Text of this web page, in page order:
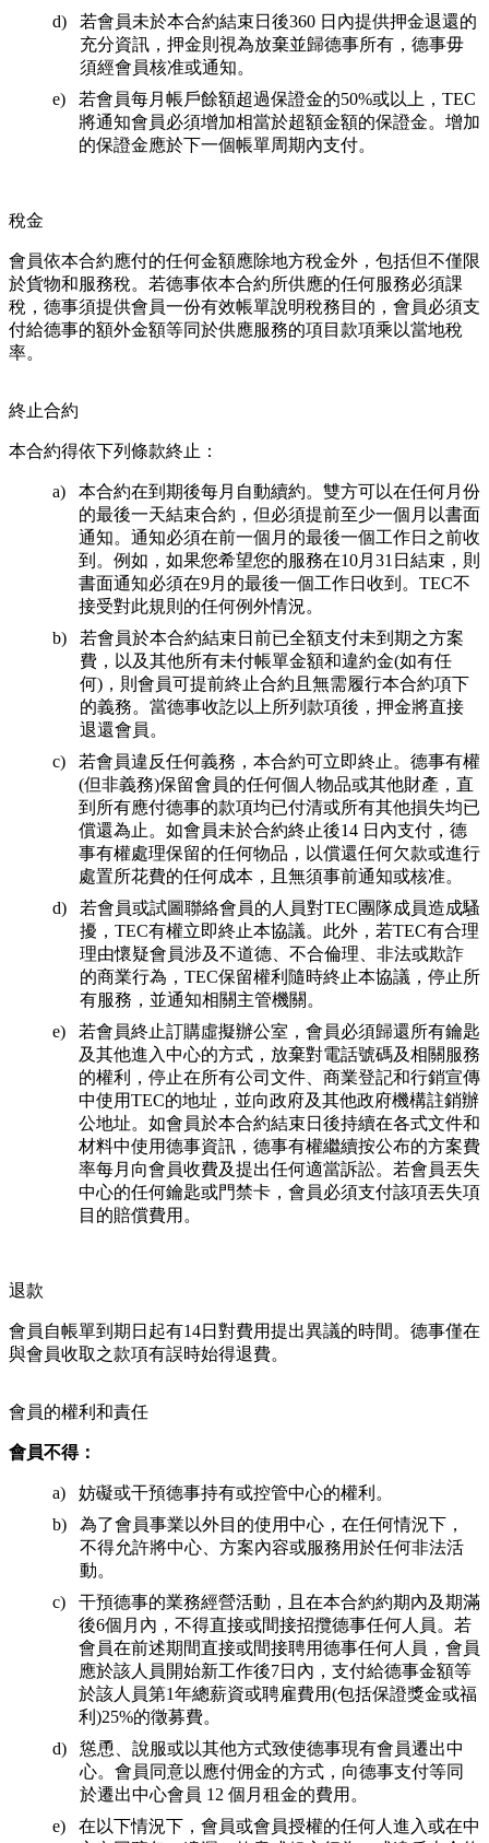
若會員未於本合約結束日後360 日內提供押金退還的
充分資訊，押金則視為放棄並歸德事所有，德事毋
須經會員核准或通知。
若會員每月帳戶餘額超過保證金的50%或以上，TEC
將通知會員必須增加相當於超額金額的保證金。增加
的保證金應於下一個帳單周期內支付。
稅金
會員依本合約應付的任何金額應除地方稅金外，包括但不僅限
於貨物和服務稅。若德事依本合約所供應的任何服務必須課
稅，德事須提供會員一份有效帳單說明稅務目的，會員必須支
付給德事的額外金額等同於供應服務的項目款項乘以當地稅
率。
終止合約
本合約得依下列條款終止：
本合約在到期後每月自動續約。雙方可以在任何月份
的最後一天結束合約，但必須提前至少一個月以書面
通知。通知必須在前一個月的最後一個工作日之前收
到。例如，如果您希望您的服務在10月31日結束，則
書面通知必須在9月的最後一個工作日收到。TEC不
接受對此規則的任何例外情況。
若會員於本合約結束日前已全額支付未到期之方案
費，以及其他所有未付帳單金額和違約金(如有任
何)，則會員可提前終止合約且無需履行本合約項下
的義務。當德事收訖以上所列款項後，押金將直接
退還會員。
若會員違反任何義務，本合約可立即終止。德事有權
(但非義務)保留會員的任何個人物品或其他財產，直
到所有應付德事的款項均已付清或所有其他損失均已
償還為止。如會員未於合約終止後14 日內支付，德
事有權處理保留的任何物品，以償還任何欠款或進行
處置所花費的任何成本，且無須事前通知或核准。
若會員或試圖聯絡會員的人員對TEC團隊成員造成騷
擾，TEC有權立即終止本協議。此外，若TEC有合理
理由懷疑會員涉及不道德、不合倫理、非法或欺詐
的商業行為，TEC保留權利隨時終止本協議，停止所
有服務，並通知相關主管機關。
若會員終止訂購虛擬辦公室，會員必須歸還所有鑰匙
及其他進入中心的方式，放棄對電話號碼及相關服務
的權利，停止在所有公司文件、商業登記和行銷宣傳
中使用TEC的地址，並向政府及其他政府機構註銷辦
公地址。如會員於本合約結束日後持續在各式文件和
材料中使用德事資訊，德事有權繼續按公布的方案費
率每月向會員收費及提出任何適當訴訟。若會員丟失
中心的任何鑰匙或門禁卡，會員必須支付該項丟失項
目的賠償費用。
退款
會員自帳單到期日起有14日對費用提出異議的時間。德事僅在
與會員收取之款項有誤時始得退費。
會員的權利和責任
會員不得：
妨礙或干預德事持有或控管中心的權利。
為了會員事業以外目的使用中心，在任何情況下，
不得允許將中心、方案內容或服務用於任何非法活
動。
干預德事的業務經營活動，且在本合約約期內及期滿
後6個月內，不得直接或間接招攬德事任何人員。若
會員在前述期間直接或間接聘用德事任何人員，會員
應於該人員開始新工作後7日內，支付給德事金額等
於該人員第1年總薪資或聘雇費用(包括保證獎金或福
利)25%的徵募費。
慫恿、說服或以其他方式致使德事現有會員遷出中
心。會員同意以應付佣金的方式，向德事支付等同
於遷出中心會員 12 個月租金的費用。
在以下情況下，會員或會員授權的任何人進入或在中